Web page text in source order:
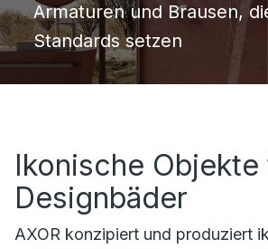
Armaturen und Brausen,
Standards setzen
Ikonische Objekte
Designbäder
AXOR konzipiert und produziert